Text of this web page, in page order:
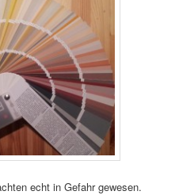
echt in Gefahr gewesen.